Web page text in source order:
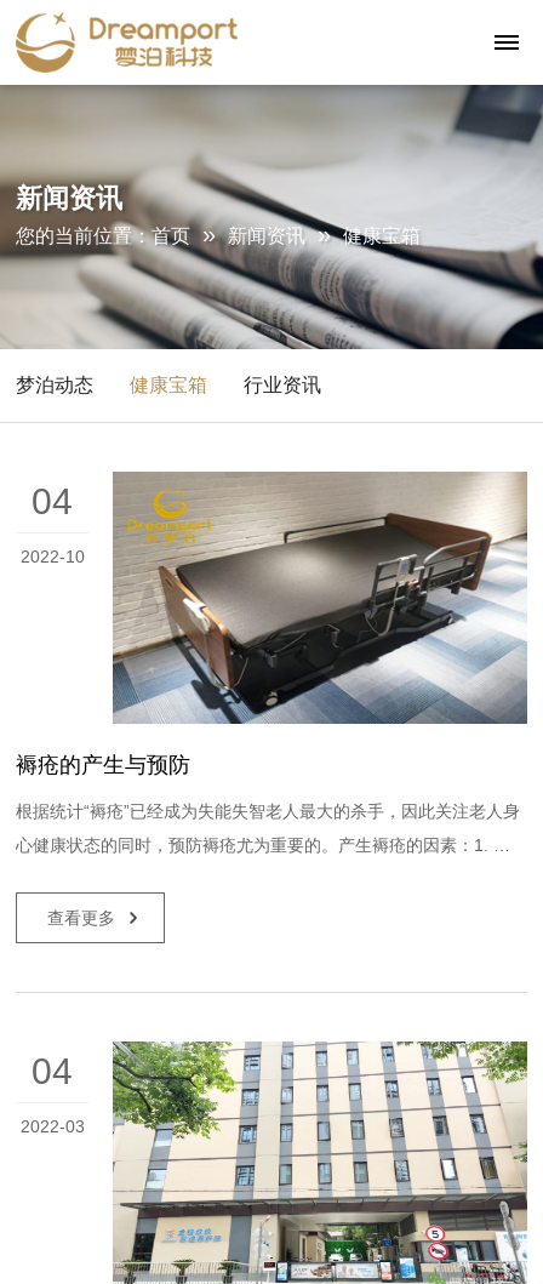
新闻资讯
您的当前位置：首页 » 新闻资讯 » 健康宝箱
梦泊动态 健康宝箱 行业资讯
04
2022-10
褥疮的产生与预防
根据统计“褥疮”已经成为失能失智老人最大的杀手，因此关注老人身
心健康状态的同时，预防褥疮尤为重要的。产生褥疮的因素：1. 血
势、沉重的被褥等。2. 摩擦摩擦引起皮肤变薄。例如：衣服或...
查看更多
04
2022-03